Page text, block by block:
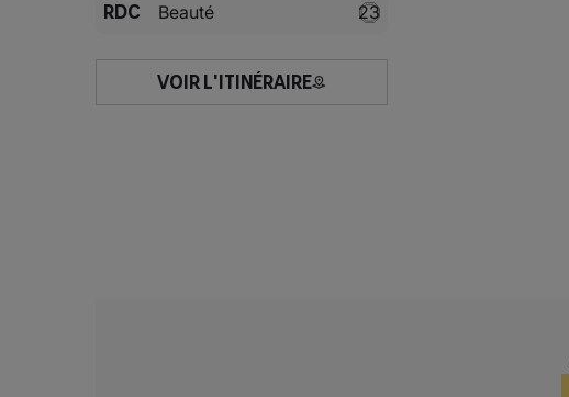
RDC Beauté 23
VOIR L'ITINÉRAIRE